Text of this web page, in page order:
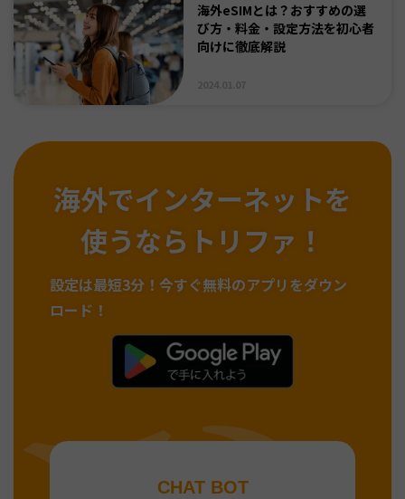
海外eSIMとは？おすすめの選
び方・料金・設定方法を初心者
向けに徹底解説
海外でインターネットを
使うならトリファ！
設定は最短3分！ 今すぐ無料のアプリをダウン
ロード！
CHAT BOT